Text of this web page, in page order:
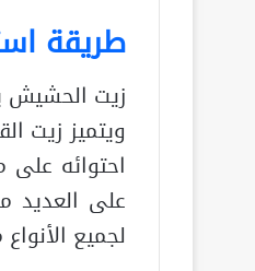
طريقة
زيت الحشيش
ويتميز زيت
احتوائه على
على العديد
لجميع